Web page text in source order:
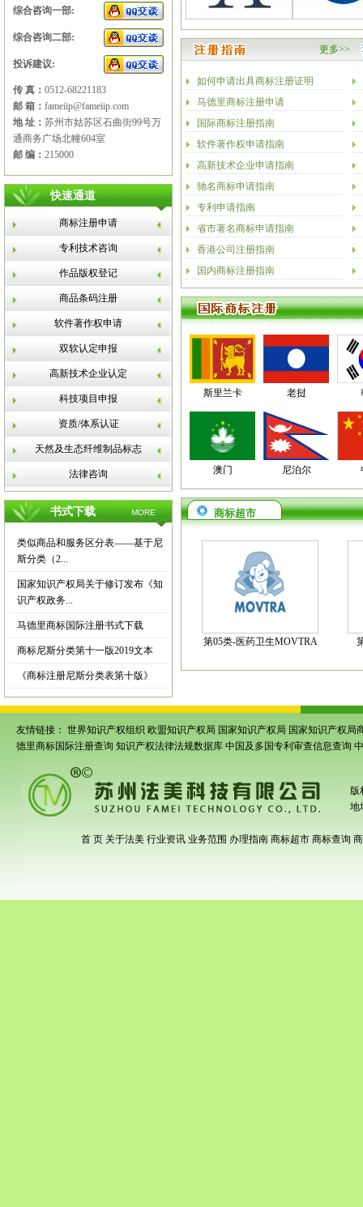
2025年清明节放假安排的通知
综合咨询一部:
综合咨询二部:
投诉建议:
传 真： 0512-68221183
邮 箱： fameiip@fameiip.com
地 址： 苏州市姑苏区石曲街99号万
通商务广场北幢604室
邮 编： 215000
快速通道
商标注册申请
专利技术咨询
作品版权登记
商品条码注册
软件著作权申请
双软认定申报
高新技术企业认定
科技项目申报
资质/体系认证
天然及生态纤维制品标志
法律咨询
书式下载 MORE
类似商品和服务区分表——基于尼
斯分类（2...
国家知识产权局关于修订发布《知
识产权政务...
马德里商标国际注册书式下载
商标尼斯分类第十一版2019文本
《商标注册尼斯分类表第十版》
更多>>
如何申请出具商标注册证明
马德里商标注册申请
国际商标注册指南
软件著作权申请指南
高新技术企业申请指南
驰名商标申请指南
专利申请指南
省市著名商标申请指南
香港公司注册指南
国内商标注册指南
斯里兰卡 老挝
澳门 尼泊尔
商标超市
第05类-医药卫生MOVTRA
友情链接： 世界知识产权组织 欧盟知识产权局 国家知识产权局 国家知识产权局
德里商标国际注册查询 知识产权法律法规数据库 中国及多国专利审查信息查询
版
地
首 页 关于法美 行业资讯 业务范围 办理指南 商标超市 商标查询